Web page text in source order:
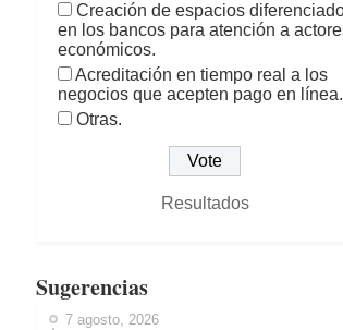
Creación de espacios
en los bancos para atención a
económicos.
Acreditación en tiempo real a los
negocios que acepten pago en línea.
Otras.
Resultados
Sugerencias
7 agosto, 2026